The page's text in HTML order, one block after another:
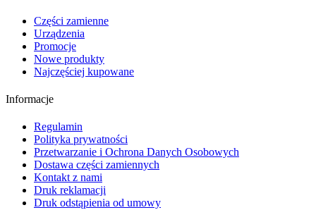
Części zamienne
Urządzenia
Promocje
Nowe produkty
Najczęściej kupowane
Informacje
Regulamin
Polityka prywatności
Przetwarzanie i Ochrona Danych Osobowych
Dostawa części zamiennych
Kontakt z nami
Druk reklamacji
Druk odstąpienia od umowy